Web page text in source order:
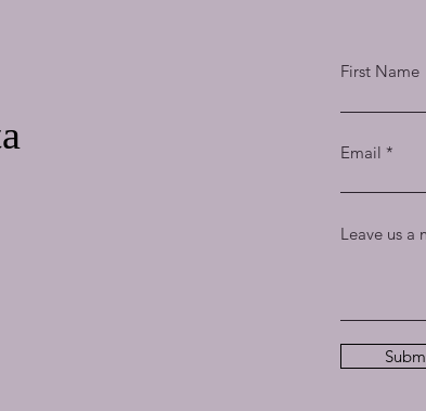
First Name
Email
Leave us a